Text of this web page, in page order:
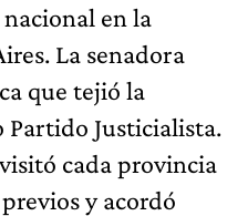
en la
La senadora
que tejió la
Justicialista.
cada provincia
y acordó